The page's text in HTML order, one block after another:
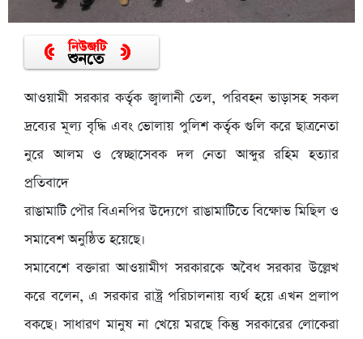
আওয়ামী সরকার কর্তৃক জ্বালানী তেল, পরিবহন ভাড়াসহ সকল
দ্রব্যের মূল্য বৃদ্ধি এবং ভোলায় পুলিশ কর্তৃক গুলি করে ছাত্রনেতা
নুরে আলম ও স্বেচ্ছাসেবক দল নেতা আব্দুর রহিম হত্যার
প্রতিবাদে
রাঙামাটি পৌর বিএনপির উদ্যেগে রাঙামাটিতে বিক্ষোভ মিছিল ও
সমাবেশ অনুষ্ঠিত হয়েছে।
সমাবেশে বক্তারা আওয়ামীগ সরকারকে অবৈধ সরকার উল্লেখ
করে বলেন, এ সরকার রাষ্ট্র পরিচালনায় ব্যর্থ হয়ে এখন প্রলাপ
বকছে। সাধারণ মানুষ না খেয়ে মরছে কিন্তু সরকারের লোকেরা